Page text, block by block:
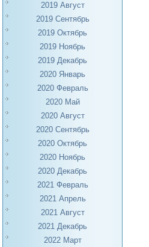
2019 Август
2019 Сентябрь
2019 Октябрь
2019 Ноябрь
2019 Декабрь
2020 Январь
2020 Февраль
2020 Май
2020 Август
2020 Сентябрь
2020 Октябрь
2020 Ноябрь
2020 Декабрь
2021 Февраль
2021 Апрель
2021 Август
2021 Декабрь
2022 Март